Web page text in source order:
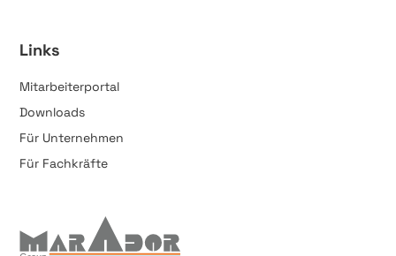
Links
Mitarbeiterportal
Downloads
Für Unternehmen
Für Fachkräfte